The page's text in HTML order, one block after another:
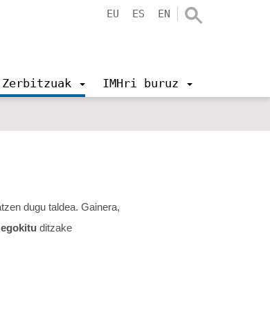
EU ES EN
Zerbitzuak IMHri buruz
dugu taldea. Gainera,
egokitu ditzake